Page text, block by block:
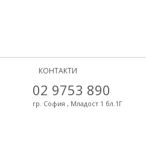
КОНТАКТИ
02 9753 890
гр. София , Младост 1 бл.1Г